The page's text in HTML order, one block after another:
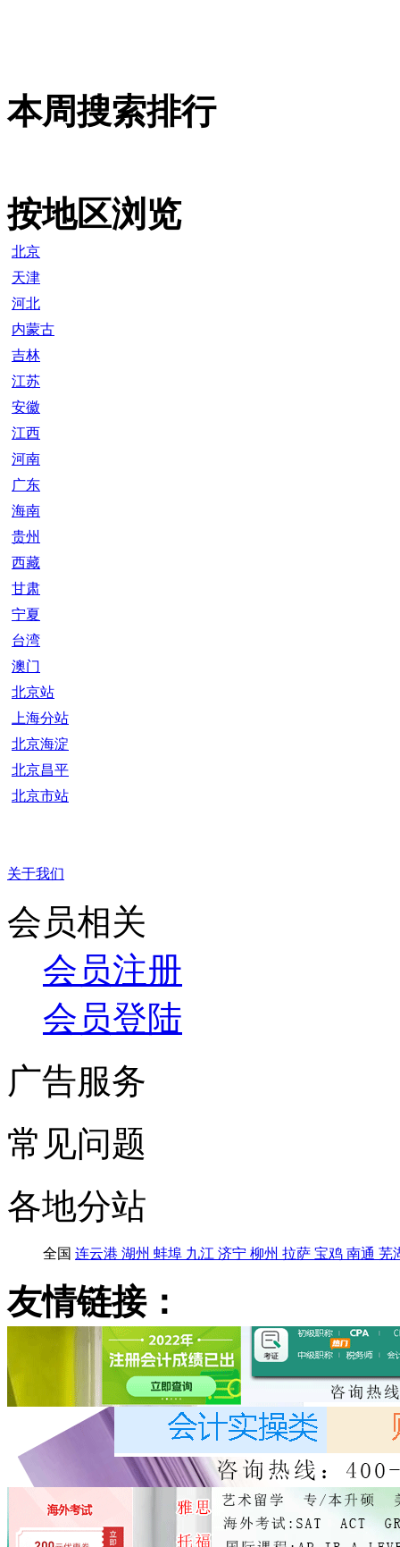
本周搜索排行
按地区浏览
北京
天津
河北
内蒙古
吉林
江苏
安徽
江西
河南
广东
海南
贵州
西藏
甘肃
宁夏
台湾
澳门
北京站
上海分站
北京海淀
北京昌平
北京市站
关于我们
会员相关
会员注册
会员登陆
广告服务
常见问题
各地分站
全国 连云港 湖州 蚌埠 九江 济宁 柳州 拉萨 宝鸡 南通 芜
友情链接：